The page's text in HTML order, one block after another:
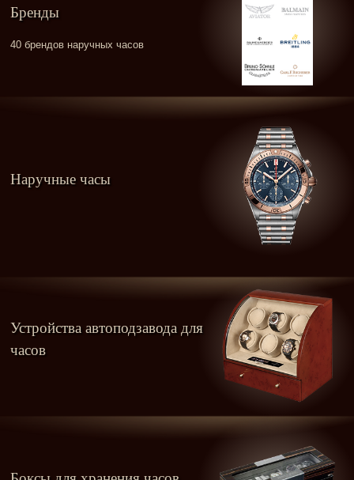
Бренды
40 брендов наручных часов
Наручные часы
Устройства автоподзавода для
часов